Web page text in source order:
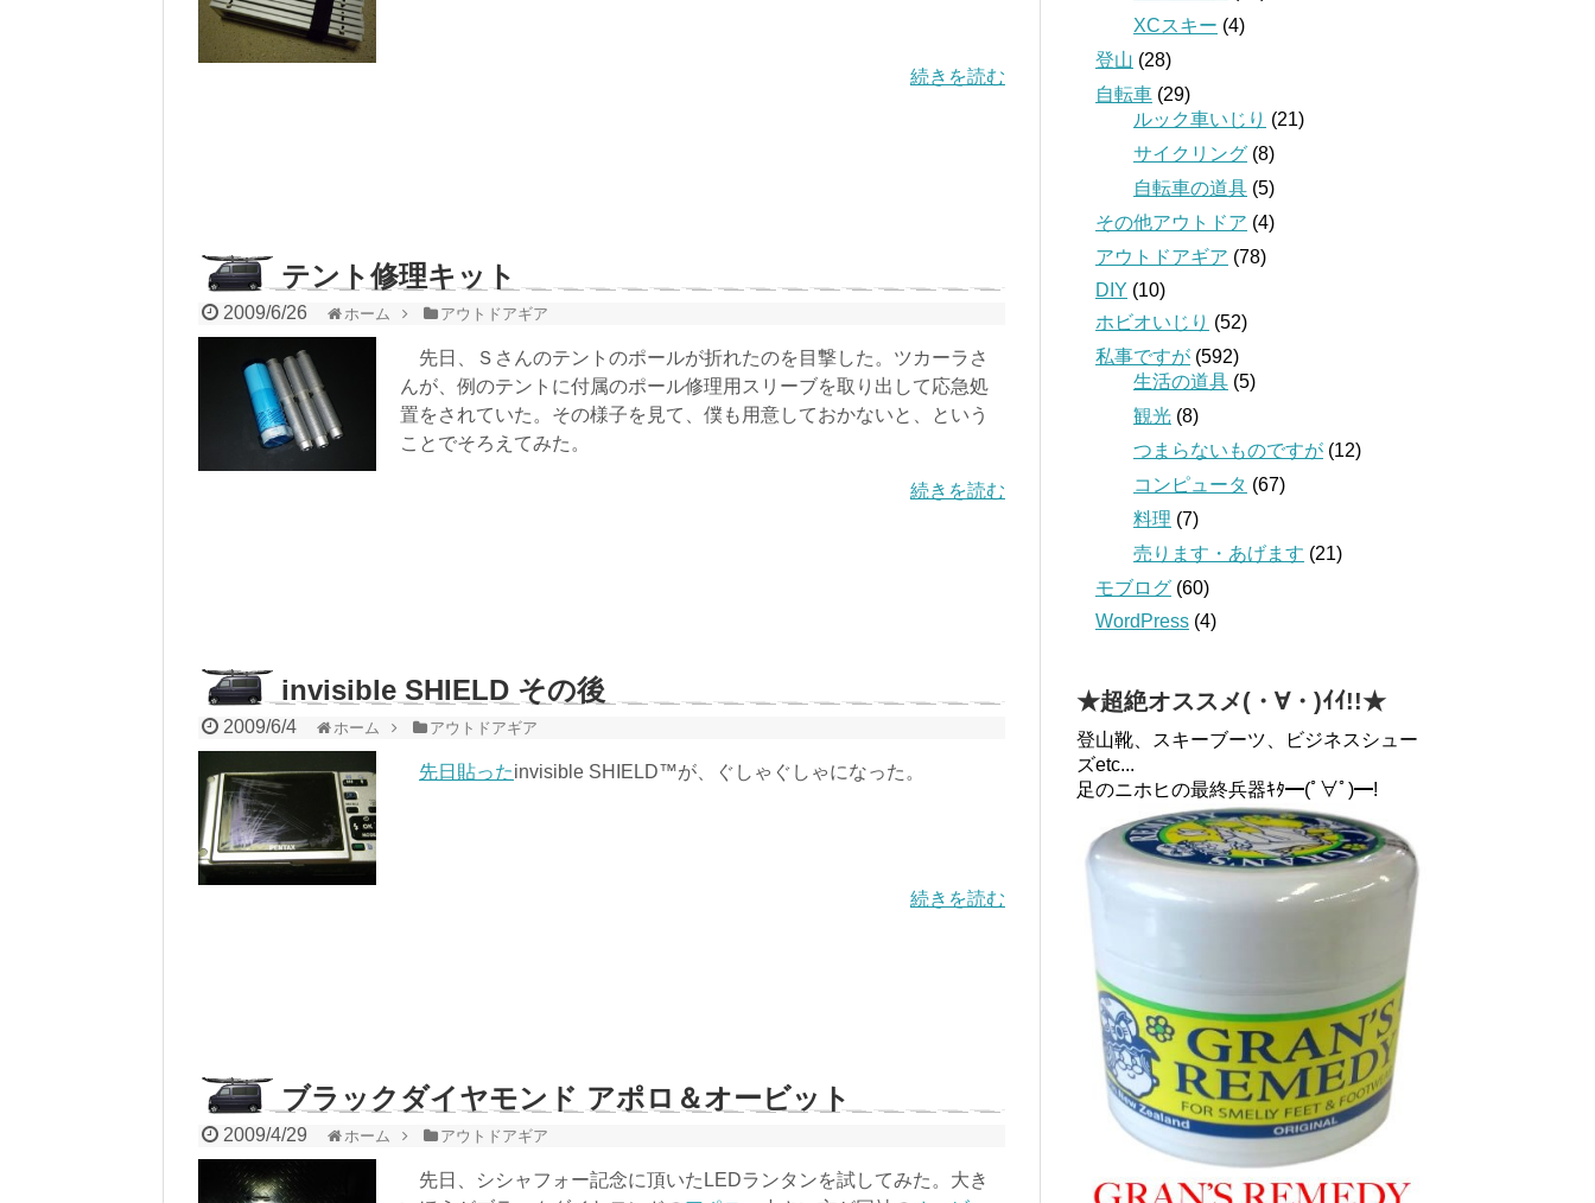
続きを読む
テント修理キット
2009/6/26 ホーム アウトドアギア
先日、Ｓさんのテントのポールが折れたのを目撃した。ツカーラさ
んが、例のテントに付属のポール修理用スリーブを取り出して応急処
置をされていた。その様子を見て、僕も用意しておかないと、という
ことでそろえてみた。
続きを読む
invisible SHIELD その後
2009/6/4 ホーム アウトドアギア
先日貼ったinvisible SHIELD™が、ぐしゃぐしゃになった。
続きを読む
ブラックダイヤモンド アポロ＆オービット
2009/4/29 ホーム アウトドアギア
先日、シシャフォー記念に頂いたLEDランタンを試してみた。大き
XCスキー (4)
登山 (28)
自転車 (29)
ルック車いじり (21)
サイクリング (8)
自転車の道具 (5)
その他アウトドア (4)
アウトドアギア (78)
DIY (10)
ホビオいじり (52)
私事ですが (592)
生活の道具 (5)
観光 (8)
つまらないものですが (12)
コンピュータ (67)
料理 (7)
売ります・あげます (21)
モブログ (60)
WordPress (4)
★超絶オススメ(・∀・)ｲｲ!!★
登山靴、スキーブーツ、ビジネスシュー
ズetc...
足のニホヒの最終兵器ｷﾀ━(ﾟ∀ﾟ)━!